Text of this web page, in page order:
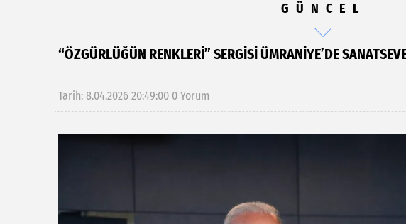
GÜNCEL
“ÖZGÜRLÜĞÜN RENKLERİ” SERGİSİ ÜMRANİYE’DE
Tarih: 8.04.2026 20:49:00 0 Yorum